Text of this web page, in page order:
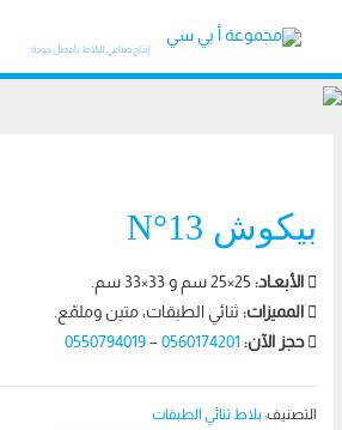
إنتـاج صناعي للبلاط بأفضل جودة
بيكوش N°13
الأبعـاد: 25×25 سم و 33×33 سم.
المميزات: ثنائي الطبقات، متين وملمّع.
حجز الآن: 0560174201
–
0550794019
التصنيف:بلاط ثنائي الطبقات